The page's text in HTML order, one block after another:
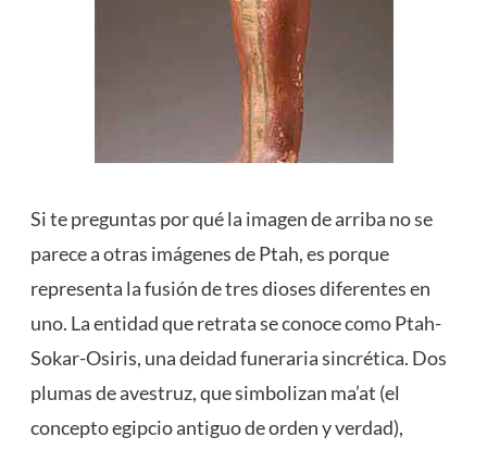
Si te preguntas por qué la imagen de arriba no se
parece a otras imágenes de Ptah, es porque
representa la fusión de tres dioses diferentes en
uno. La entidad que retrata se conoce como Ptah-
Sokar-Osiris, una deidad funeraria sincrética. Dos
plumas de avestruz, que simbolizan ma’at (el
concepto egipcio antiguo de orden y verdad),